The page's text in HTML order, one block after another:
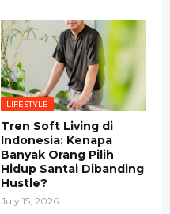
LIFESTYLE
Tren Soft Living di
Indonesia: Kenapa
Banyak Orang Pilih
Hidup Santai Dibanding
Hustle?
July 15, 2026